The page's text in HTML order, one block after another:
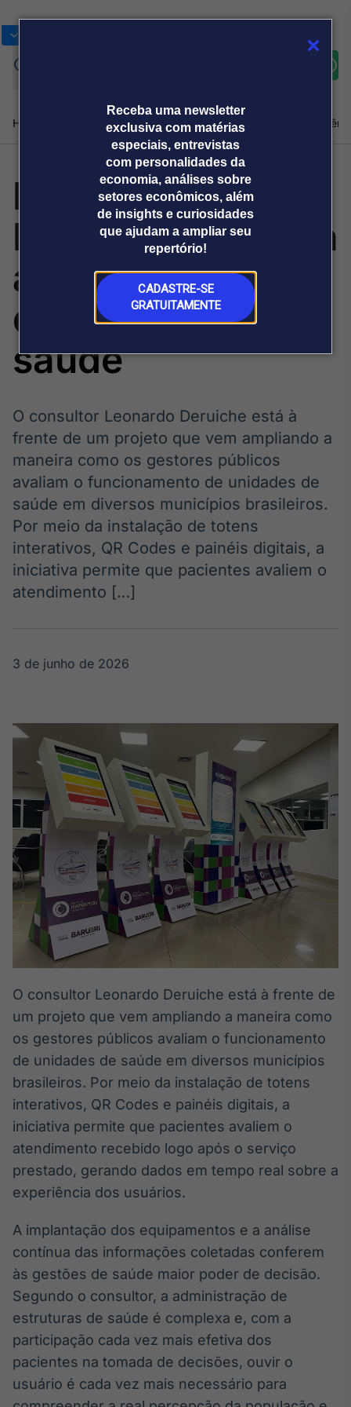
Receba uma newsletter
exclusiva com matérias
especiais, entrevistas
com personalidades da
economia, análises sobre
setores econômicos, além
de insights e curiosidades
que ajudam a ampliar seu
repertório!
CADASTRE-SE
GRATUITAMENTE
Home Produtos e soluçõesNotíciasBlogWeekend
Plataformas
Broadcast
Broadcast+
O mercado
financeiro em
tempo real
Broadcast
Broadcast
Político
Os bastidores da
política em
White Label
Plataforma para
conteúdos
personalizados
Soluções de Dados
e Conteúdos
Broadcast
OTC
Plataforma para
negociação de
ativos
Datafeed
APIs para
integração de
conteúdos e
Broadcast
Ticker
Cotações e
headlines de
notícias
para conteúdos e
funcionalidades
Broadcast
Wallboard
Conteúdos e
dados para
displays e telas
Sobre nós Releases Broadcast
Prêmio Broadcast
Analistas
Prêmio Broadcast
Empresas
Agências de
comunicação
Releases
Leonardo
Deruiche amplia a
análise da
qualidade na
saúde
O consultor Leonardo Deruiche está à
frente de um projeto que vem ampliando a
maneira como os gestores públicos
avaliam o funcionamento de unidades de
saúde em diversos municípios brasileiros.
Por meio da instalação de totens
interativos, QR Codes e painéis digitais, a
iniciativa permite que pacientes avaliem o
atendimento […]
3 de junho de 2026
O consultor Leonardo Deruiche está à frente de
um projeto que vem ampliando a maneira como
os gestores públicos avaliam o funcionamento
de unidades de saúde em diversos municípios
brasileiros. Por meio da instalação de totens
interativos, QR Codes e painéis digitais, a
iniciativa permite que pacientes avaliem o
atendimento recebido logo após o serviço
prestado, gerando dados em tempo real sobre a
experiência dos usuários.
A implantação dos equipamentos e a análise
contínua das informações coletadas conferem
às gestões de saúde maior poder de decisão.
Segundo o consultor, a administração de
estruturas de saúde é complexa e, com a
participação cada vez mais efetiva dos
pacientes na tomada de decisões, ouvir o
usuário é cada vez mais necessário para